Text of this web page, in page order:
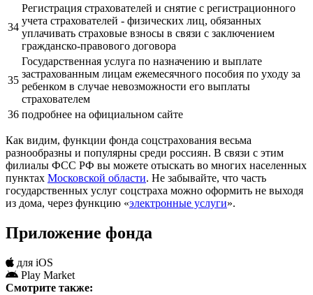
34
Регистрация страхователей и снятие с регистрационного
учета страхователей - физических лиц, обязанных
уплачивать страховые взносы в связи с заключением
гражданско-правового договора
35
Государственная услуга по назначению и выплате
застрахованным лицам ежемесячного пособия по уходу за
ребенком в случае невозможности его выплаты
страхователем
36 подробнее на официальном сайте
Как видим, функции фонда соцстрахования весьма
разнообразны и популярны среди россиян. В связи с этим
филиалы ФСС РФ вы можете отыскать во многих населенных
пунктах Московской области. Не забывайте, что часть
государственных услуг соцстраха можно оформить не выходя
из дома, через функцию «электронные услуги».
Приложение фонда
для iOS
Play Market
Смотрите также: